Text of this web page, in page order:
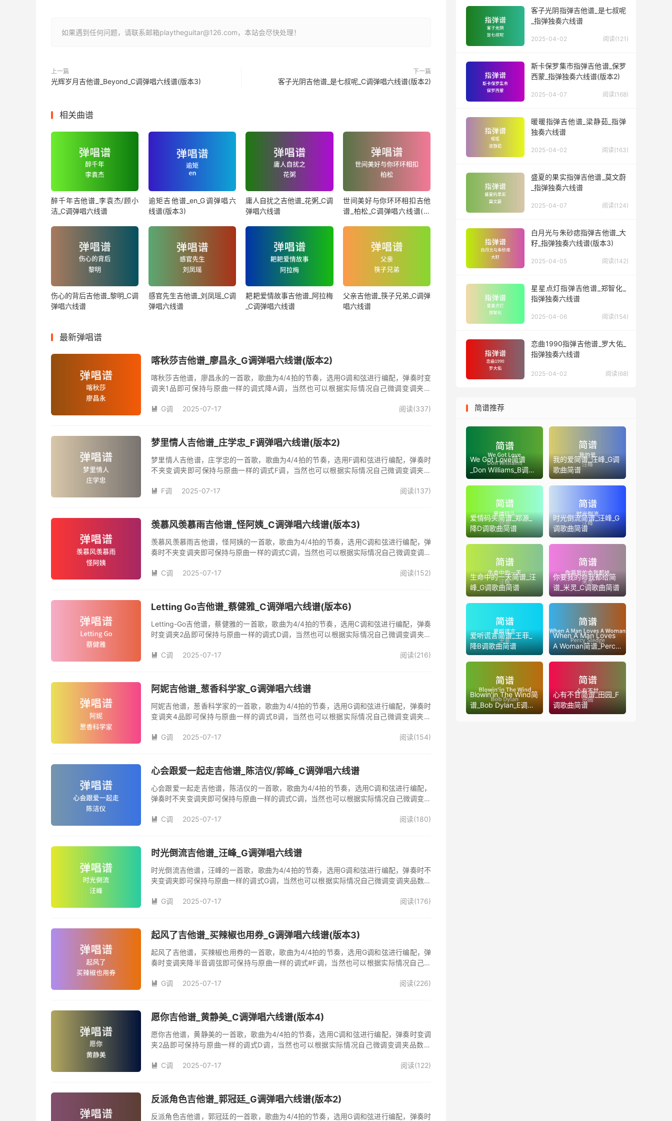
如果遇到任何问题，请联系邮箱playtheguitar@126.com，本站会尽快处理！
上一篇
光辉岁月吉他谱_Beyond_C调弹唱六线谱(版本3)
下一篇
客子光阴吉他谱_是七叔呢_C调弹唱六线谱(版本2)
相关曲谱
醉千年吉他谱_李袁杰/顾小
洁_C调弹唱六线谱
逾矩吉他谱_en_G调弹唱六
线谱(版本3)
庸人自扰之吉他谱_花粥_C调
弹唱六线谱
世间美好与你环环相扣吉他
谱_柏松_C调弹唱六线谱(版
伤心的背后吉他谱_黎明_C调
弹唱六线谱
感官先生吉他谱_刘凤瑶_C调
弹唱六线谱
耙耙爱情故事吉他谱_阿拉梅
_C调弹唱六线谱
父亲吉他谱_筷子兄弟_C调弹
唱六线谱
最新弹唱谱
喀秋莎吉他谱_廖昌永_G调弹唱六线谱(版本2)
喀秋莎吉他谱，廖昌永的一首歌，歌曲为4/4拍的节奏，选用G调和弦进行编配，弹奏时变
调夹1品即可保持与原曲一样的调式降A调，当然也可以根据实际情况自己微调变调夹品
 G调 2025-07-17 阅读(337)
梦里情人吉他谱_庄学忠_F调弹唱六线谱(版本2)
梦里情人吉他谱，庄学忠的一首歌，歌曲为4/4拍的节奏，选用F调和弦进行编配，弹奏时
不夹变调夹即可保持与原曲一样的调式F调，当然也可以根据实际情况自己微调变调夹品
人》是由庄学忠演唱的一首经典歌曲。本吉他谱根据原版F调指法编配，完整的前奏、间奏
 F调 2025-07-17 阅读(137)
羡慕风羡慕雨吉他谱_怪阿姨_C调弹唱六线谱(版本3)
羡慕风羡慕雨吉他谱，怪阿姨的一首歌，歌曲为4/4拍的节奏，选用C调和弦进行编配，弹
奏时不夹变调夹即可保持与原曲一样的调式C调，当然也可以根据实际情况自己微调变调夹
姨演唱的歌曲《羡慕风羡慕雨》原版吉他谱，完整的前奏、间奏、尾奏solo编配，精编完美
 C调 2025-07-17 阅读(152)
Letting Go吉他谱_蔡健雅_C调弹唱六线谱(版本6)
Letting-Go吉他谱，蔡健雅的一首歌，歌曲为4/4拍的节奏，选用C调和弦进行编配，弹奏
时变调夹2品即可保持与原曲一样的调式D调，当然也可以根据实际情况自己微调变调夹品
 C调 2025-07-17 阅读(216)
阿妮吉他谱_葱香科学家_G调弹唱六线谱
阿妮吉他谱，葱香科学家的一首歌，歌曲为4/4拍的节奏，选用G调和弦进行编配，弹奏时
变调夹4品即可保持与原曲一样的调式B调，当然也可以根据实际情况自己微调变调夹品
 G调 2025-07-17 阅读(154)
心会跟爱一起走吉他谱_陈洁仪/郭峰_C调弹唱六线谱
心会跟爱一起走吉他谱，陈洁仪的一首歌，歌曲为4/4拍的节奏，选用C调和弦进行编配，
弹奏时不夹变调夹即可保持与原曲一样的调式C调，当然也可以根据实际情况自己微调变调
本吉他谱是根据陈洁仪、郭峰演唱的《心会跟爱一起走》歌曲原版编配，完整的前奏、间
 C调 2025-07-17 阅读(180)
时光倒流吉他谱_汪峰_G调弹唱六线谱
时光倒流吉他谱，汪峰的一首歌，歌曲为4/4拍的节奏，选用G调和弦进行编配，弹奏时不
夹变调夹即可保持与原曲一样的调式G调，当然也可以根据实际情况自己微调变调夹品数。
汪峰创作并演唱的歌曲，收录在他2005年发行的专辑《怒放的生命》中 。本吉他谱根据原
 G调 2025-07-17 阅读(176)
起风了吉他谱_买辣椒也用券_G调弹唱六线谱(版本3)
起风了吉他谱，买辣椒也用券的一首歌，歌曲为4/4拍的节奏，选用G调和弦进行编配，弹
奏时变调夹降半音调弦即可保持与原曲一样的调式#F调，当然也可以根据实际情况自己微
域部分，原曲太高，大部分人唱不上去，原调#F，所以选G调指法编配，降半音为原调。在
版，略难一点，但是多加练习就能拿下来，可以试着挑战一下。不想练的可以省略。歌词反
 G调 2025-07-17 阅读(226)
愿你吉他谱_黄静美_C调弹唱六线谱(版本4)
愿你吉他谱，黄静美的一首歌，歌曲为4/4拍的节奏，选用C调和弦进行编配，弹奏时变调
夹2品即可保持与原曲一样的调式D调，当然也可以根据实际情况自己微调变调夹品数。
 C调 2025-07-17 阅读(122)
反派角色吉他谱_郭冠廷_G调弹唱六线谱(版本2)
反派角色吉他谱，郭冠廷的一首歌，歌曲为4/4拍的节奏，选用G调和弦进行编配，弹奏时
客子光阴指弹吉他谱_是七叔呢
_指弹独奏六线谱
2025-04-02 阅读(121)
斯卡保罗集市指弹吉他谱_保罗
西蒙_指弹独奏六线谱(版本2)
2025-04-07 阅读(168)
暖暖指弹吉他谱_梁静茹_指弹
独奏六线谱
2025-04-02 阅读(163)
盛夏的果实指弹吉他谱_莫文蔚
_指弹独奏六线谱
2025-04-07 阅读(124)
白月光与朱砂痣指弹吉他谱_大
籽_指弹独奏六线谱(版本3)
2025-04-05 阅读(142)
星星点灯指弹吉他谱_郑智化_
指弹独奏六线谱
2025-04-06 阅读(154)
恋曲1990指弹吉他谱_罗大佑_
指弹独奏六线谱
2025-04-02 阅读(68)
简谱推荐
We Got Love简谱
_Don Williams_B调歌
曲简谱
我的爱简谱_汪峰_G调
歌曲简谱
爱情码头简谱_郑源_
降D调歌曲简谱
时光倒流简谱_汪峰_G
调歌曲简谱
生命中的一天简谱_汪
峰_G调歌曲简谱
你要我的命我都给简
谱_米灵_C调歌曲简谱
爱听谎言简谱_王菲_
降B调歌曲简谱
When A Man Loves
A Woman简谱_Percy
Sledge
Blowin'in The Wind简
谱_Bob Dylan_E调歌
曲简谱
心有不甘简谱_田园_F
调歌曲简谱